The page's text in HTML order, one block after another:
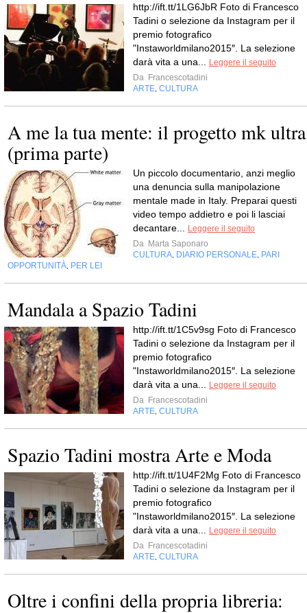
http://ift.tt/1LG6JbR Foto di Francesco
Tadini o selezione da Instagram per il
premio fotografico
"Instaworldmilano2015″. La selezione
darà vita a una...
Leggere il seguito
Da Francescotadini
ARTE CULTURA
A me la tua mente: il progetto mk ultra
(prima parte)
Un piccolo documentario, anzi meglio
una denuncia sulla manipolazione
mentale made in Italy. Preparai questi
video tempo addietro e poi li lasciai
decantare...
Leggere il seguito
Da Marta Saponaro
CULTURA DIARIO PERSONALE PARI
OPPORTUNITÀ PER LEI
Mandala a Spazio Tadini
http://ift.tt/1C5v9sg Foto di Francesco
Tadini o selezione da Instagram per il
premio fotografico
"Instaworldmilano2015″. La selezione
darà vita a una...
Leggere il seguito
Da Francescotadini
ARTE CULTURA
Spazio Tadini mostra Arte e Moda
http://ift.tt/1U4F2Mg Foto di Francesco
Tadini o selezione da Instagram per il
premio fotografico
"Instaworldmilano2015″. La selezione
darà vita a una...
Leggere il seguito
Da Francescotadini
ARTE CULTURA
Oltre i confini della propria libreria: